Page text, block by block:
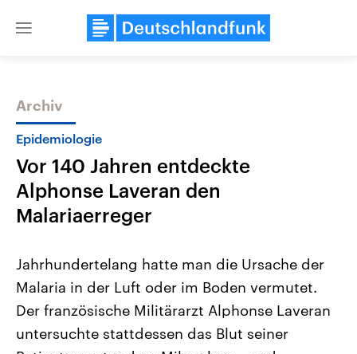
Close
Themen
2026
Alle Informationen
Sachsen-Anhalt wählt am 6.
September 2026 einen neuen
Landtag. Seit 2021 wird das
Aktuelle Beiträge,
Hintergründe
Wirtschaftlich und
gehören die Vereinigten
den mächtigsten Ländern
Archiv
Epidemiologie
Vor 140 Jahren entdeckte
Alphonse Laveran den
Malariaerreger
Jahrhundertelang hatte man die Ursache der
Malaria in der Luft oder im Boden vermutet.
Der französische Militärarzt Alphonse Laveran
untersuchte stattdessen das Blut seiner